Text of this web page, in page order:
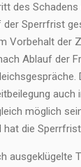
des
Sperrfrist
Vorbehalt der
Ablauf der
möglich
die
ausgeklügelte